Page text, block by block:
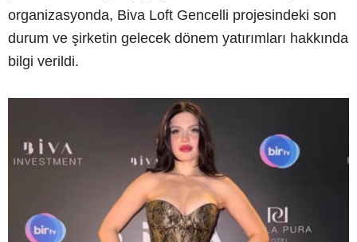
organizasyonda, Biva Loft Gencelli projesindeki son
durum ve şirketin gelecek dönem yatırımları hakkında
bilgi verildi.